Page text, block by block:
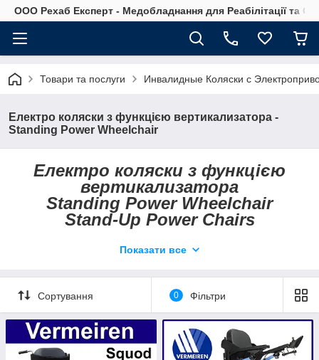
OOO Рехаб Експерт - Медобладнання для Реабілітації та
Товари та послуги Инвалидные Коляски с
Електро коляски з функцією вертикализатора -
Standing Power Wheelchair
Електро коляски з функцією
вертикализатора
Standing Power Wheelchair
Stand-Up Power Chairs
Показати все
Сортування 0 Фільтри